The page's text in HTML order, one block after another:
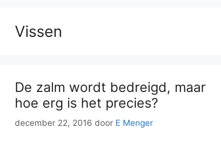
Vissen
De zalm wordt bedreigd, maar
hoe erg is het precies?
december 22, 2016 door E Menger